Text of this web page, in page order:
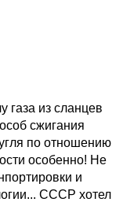
газа из сланцев
сжигания
по отношению
особенно! Не
и
СССР хотел